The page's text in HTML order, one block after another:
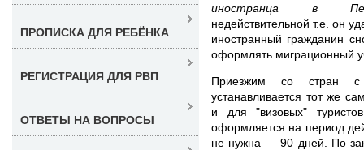
иностранца в
недействительной т.е. он
иностранный гражданин
оформлять миграционный
Приезжим со стран
устанавливается тот же
и для "визовых"
оформляется на период
не нужна — 90 дней. По
ПРОПИСКА ДЛЯ РЕБЁНКА
РЕГИСТРАЦИЯ ДЛЯ РВП
ОТВЕТЫ НА ВОПРОСЫ